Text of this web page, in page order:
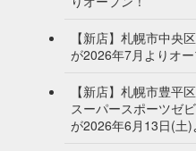
【新店】札幌市中央
が2026年7月よりオー
【新店】札幌市豊平
スーパースポーツゼ
が2026年6月13日(土)